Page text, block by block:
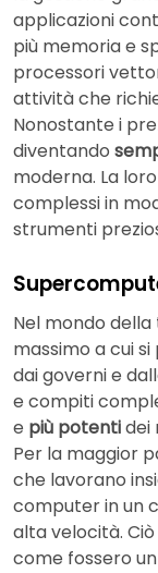
applicazioni
più memoria e
processori
attività che
Nonostante i
diventando
moderna. La
complessi in
strumenti
Nel mondo
massimo a cui
dai governi e
e compiti
e più potentidei
Per la maggior
che lavorano
computer in un
alta velocità.
come fossero